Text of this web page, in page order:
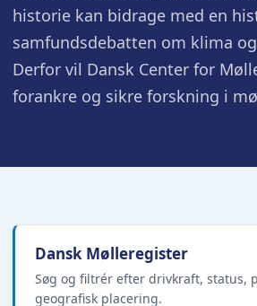
historie kan bidrage med en
samfundsdebatten om klima
Derfor vil Dansk Center for
forankre og sikre forskning i
Dansk Mølleregister
Søg og filtrér efter drivkraft, status,
geografisk placering.